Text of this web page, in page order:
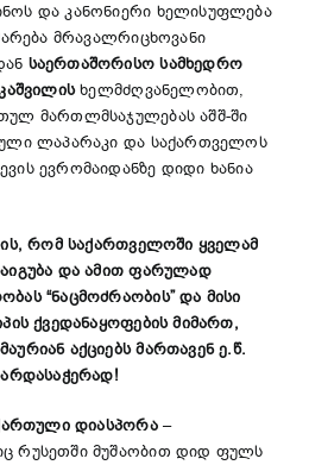
და კანონიერი ხელისუფლება
მრავალრიცხოვანი
საერთაშორისო სამხედრო
ხელმძღვანელობით,
მართლმსაჯულებას აშშ-ში
ლაპარაკი და საქართველოს
ევრომაიდანზე დიდი ხანია
რომ საქართველოში ყველამ
და ამით ფარულად
“ნაცმოძრაობის” და მისი
ქვედანაყოფების მიმართ,
აქციებს მართავენ ე.წ.
დიასპორა–
რუსეთში მუშაობით დიდ ფულს